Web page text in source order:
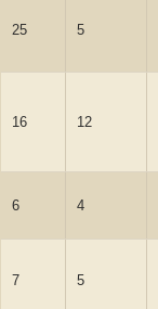
25 5
16 12
6 4
7 5